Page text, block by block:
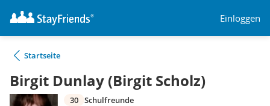
Einloggen
Startseite
Birgit Dunlay (Birgit Scholz)
30 Schulfreunde